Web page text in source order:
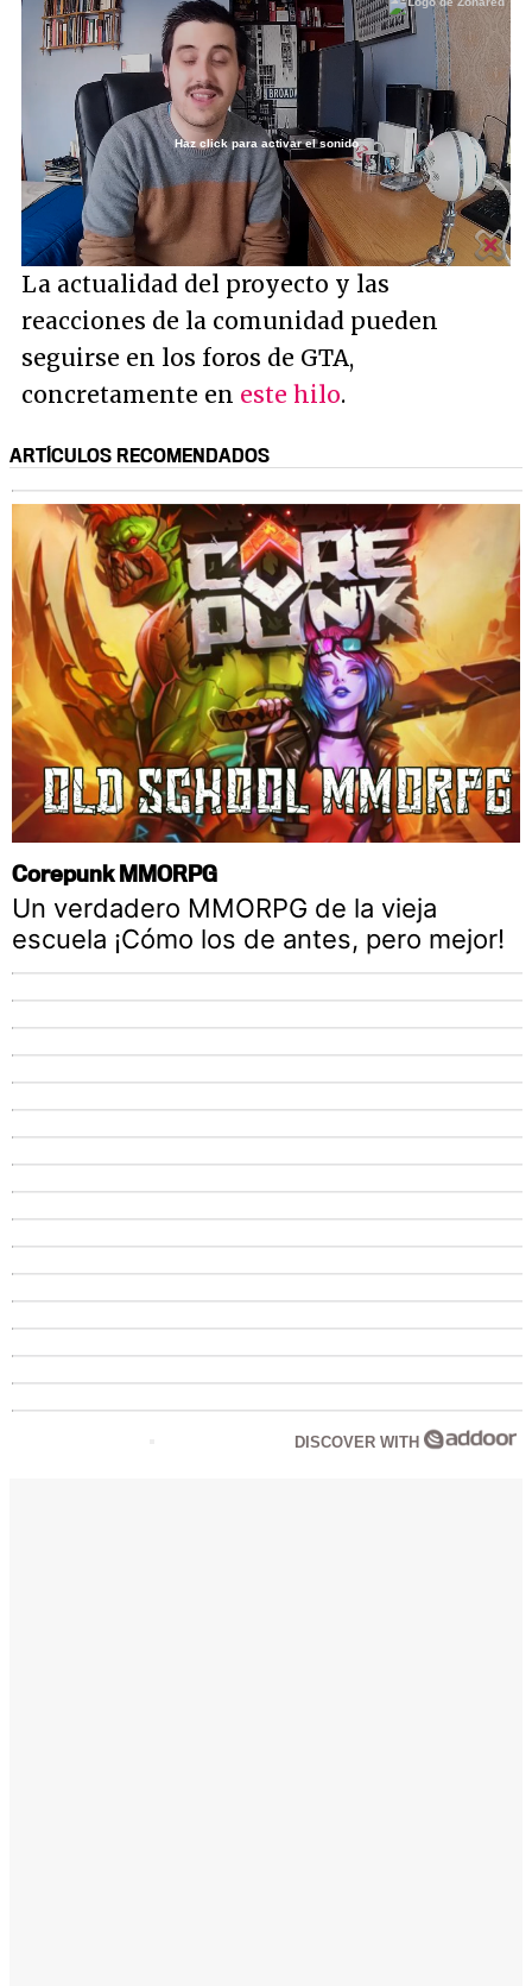
Unmute /
Loaded:
2.69%
Haz click para activar el sonido
La actualidad del proyecto y las
reacciones de la comunidad pueden
seguirse en los foros de GTA,
concretamente en este hilo.
ARTÍCULOS RECOMENDADOS
Corepunk MMORPG
Un verdadero MMORPG de la vieja
escuela ¡Cómo los de antes, pero mejor!
DISCOVER WITH